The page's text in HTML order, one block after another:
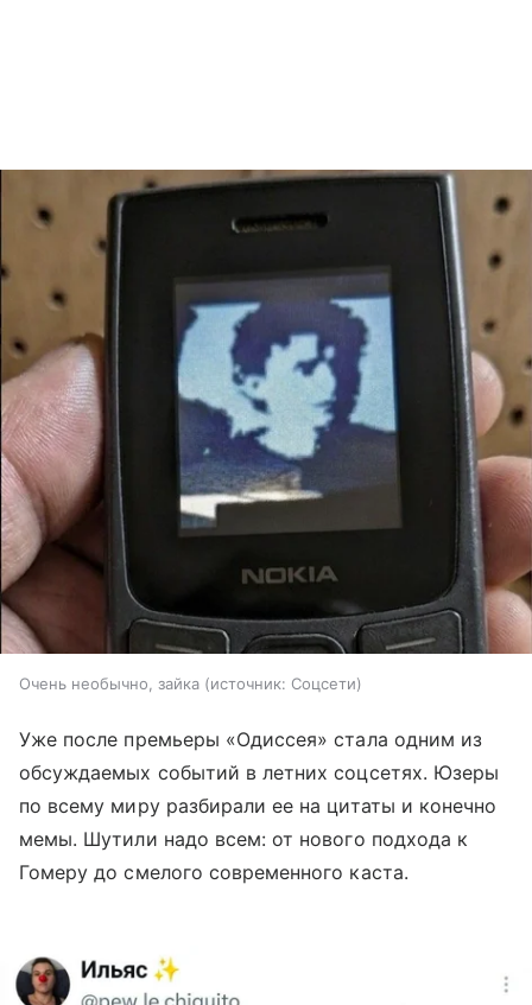
Очень необычно, зайка источник: Соцсети
Уже после премьеры «Одиссея» стала одним из
обсуждаемых событий в летних соцсетях. Юзеры
по всему миру разбирали ее на цитаты и конечно
мемы. Шутили надо всем: от нового подхода к
Гомеру до смелого современного каста.